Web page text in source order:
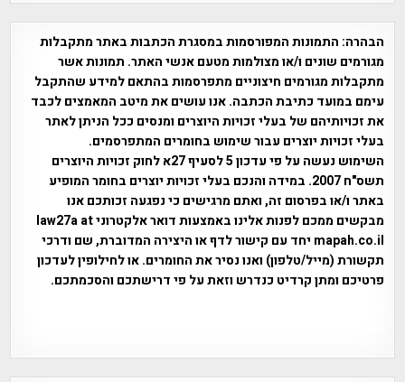
הבהרה: התמונות המפורסמות במסגרת הכתבות באתר מתקבלות
מגורמים שונים ו/או מצולמות מטעם אנשי האתר. תמונות אשר
מתקבלות מגורמים חיצוניים מתפרסמות בהתאם למידע שהתקבל
עימם במועד כתיבת הכתבה. אנו עושים את מיטב המאמצים לכבד
את זכויותיהם של בעלי זכויות היוצרים ומנסים ככל הניתן לאתר
בעלי זכויות יוצרים עבור שימוש בחומרים המתפרסמים.
השימוש נעשה על פי עדכון 5 לסעיף 27א לחוק זכויות היוצרים
תשס"ח 2007. במידה והנכם בעלי זכויות יוצרים בחומר המופיע
באתר ו/או בפרסום זה, ואתם מרגישים כי נפגעה זכותכם אנו
מבקשים ממכם לפנות אלינו באמצעות דואר אלקטרוני law27a at
mapah.co.il יחד עם קישור לדף או היצירה המדוברת, שם ודרכי
תקשורת (מייל/טלפון) ואנו נסיר את החומרים. או לחילופין לעדכון
פרטיכם ומתן קרדיט כנדרש וזאת על פי דרישתכם והסכמתכם.